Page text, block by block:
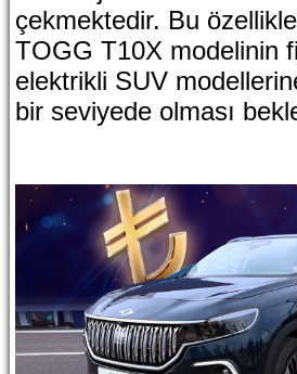
çekmektedir. Bu
TOGG T10X modelinin
elektrikli SUV
bir seviyede olması